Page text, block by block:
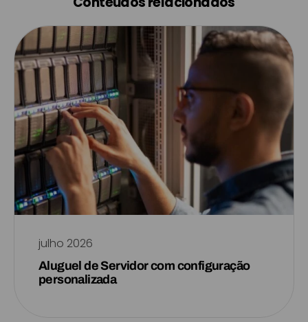
julho 2026
Aluguel de Servidor com configuração
personalizada